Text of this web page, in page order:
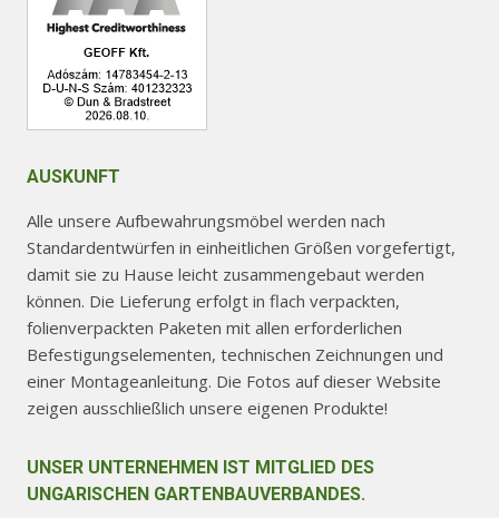
werden
AUSKUNFT
Alle unsere Aufbewahrungsmöbel werden nach
Standardentwürfen in einheitlichen Größen vorgefertigt,
damit sie zu Hause leicht zusammengebaut werden
können. Die Lieferung erfolgt in flach verpackten,
folienverpackten Paketen mit allen erforderlichen
Befestigungselementen, technischen Zeichnungen und
einer Montageanleitung. Die Fotos auf dieser Website
zeigen ausschließlich unsere eigenen Produkte!
UNSER UNTERNEHMEN IST MITGLIED DES
UNGARISCHEN GARTENBAUVERBANDES.